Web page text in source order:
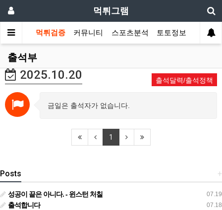
먹튀그램
먹튀검증 커뮤니티 스포츠분석 토토정보
출석부
2025.10.20 출석달력/출석정책
금일은 출석자가 없습니다.
1
+
Posts
07.19
성공이 끝은 아니다. - 윈스턴 처칠
07.18
출석합니다